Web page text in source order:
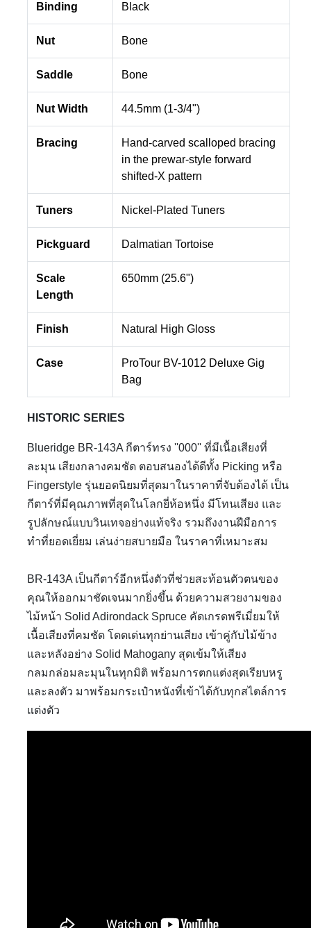
Binding Black
Nut Bone
Saddle Bone
Nut Width 44.5mm (1-3/4")
Bracing
Hand-carved scalloped bracing
in the prewar-style forward
shifted-X pattern
Tuners Nickel-Plated Tuners
Pickguard Dalmatian Tortoise
Scale
Length
650mm (25.6")
Finish Natural High Gloss
Case
ProTour BV-1012 Deluxe Gig
Bag
HISTORIC SERIES
Blueridge BR-143A กีตาร์ทรง ''000'' ที่มีเนื้อเสียงที่
ละมุน เสียงกลางคมชัด ตอบสนองได้ดีทั้ง Picking หรือ
Fingerstyle รุ่นยอดนิยมที่สุดมาในราคาที่จับต้องได้ เป็น
กีตาร์ที่มีคุณภาพที่สุดในโลกยี่ห้อหนึ่ง มีโทนเสียง และ
รูปลักษณ์แบบวินเทจอย่างแท้จริง รวมถึงงานฝีมือการ
ทำที่ยอดเยี่ยม เล่นง่ายสบายมือ ในราคาที่เหมาะสม
BR-143A เป็นกีตาร์อีกหนึ่งตัวที่ช่วยสะท้อนตัวตนของ
คุณให้ออกมาชัดเจนมากยิ่งขึ้น ด้วยความสวยงามของ
ไม้หน้า Solid Adirondack Spruce คัดเกรดพรีเมี่ยมให้
เนื้อเสียงที่คมชัด โดดเด่นทุกย่านเสียง เข้าคู่กับไม้ข้าง
และหลังอย่าง Solid Mahogany สุดเข้มให้เสียง
กลมกล่อมละมุนในทุกมิติ พร้อมการตกแต่งสุดเรียบหรู
และลงตัว มาพร้อมกระเป๋าหนังที่เข้าได้กับทุกสไตล์การ
แต่งตัว